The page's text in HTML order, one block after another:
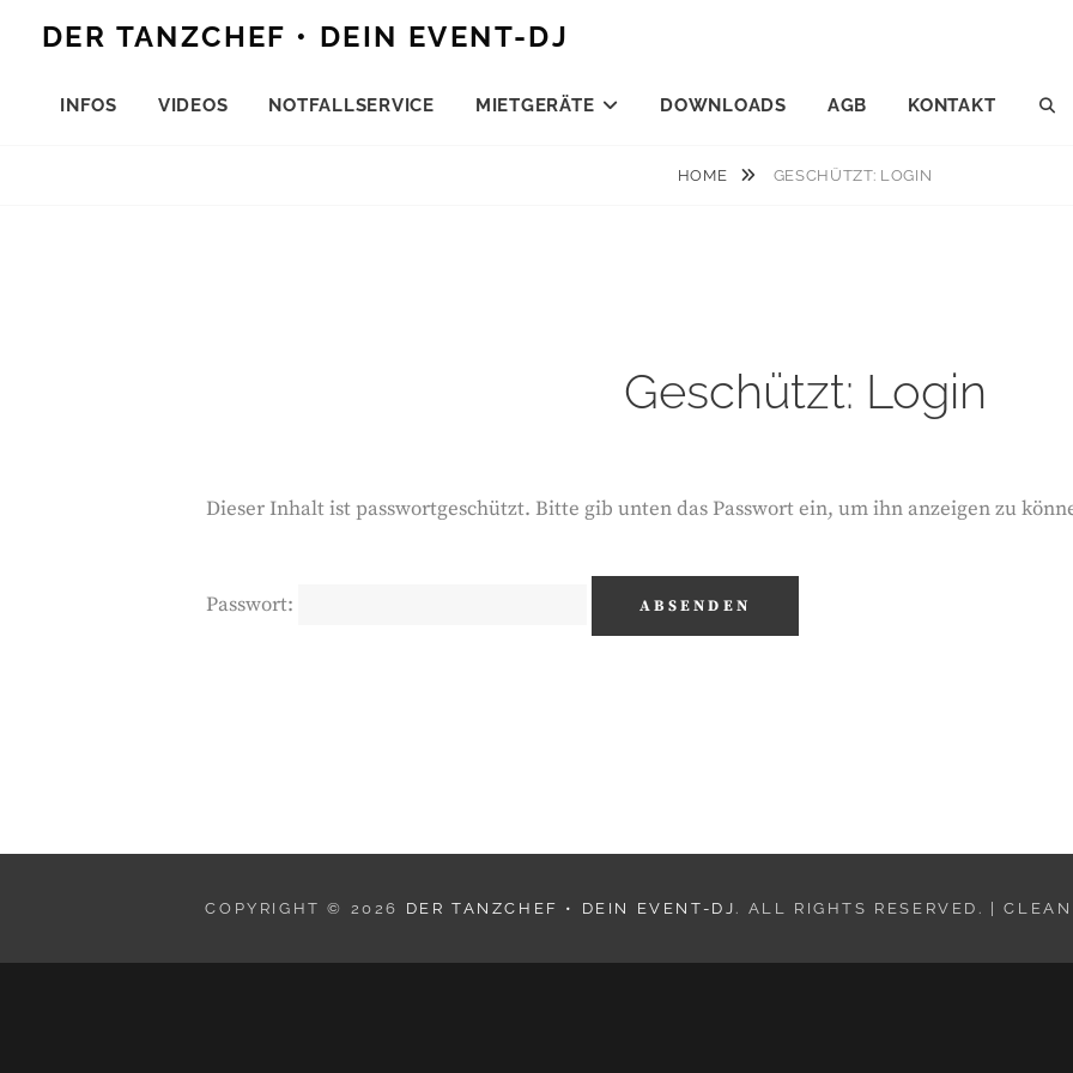
DER TANZCHEF • DEIN EVENT-DJ
INFOS VIDEOS NOTFALLSERVICE MIETGERÄTE DOWNLOADS AGB KONTAKT
HOME GESCHÜTZT: LOGIN
Geschützt: Login
Dieser Inhalt ist passwortgeschützt. Bitte gib unten das Passwort ein, um ihn anzeigen zu
Passwort:
COPYRIGHT © 2026 DER TANZCHEF • DEIN EVENT-DJ. ALL RIGHTS RESERVED. |